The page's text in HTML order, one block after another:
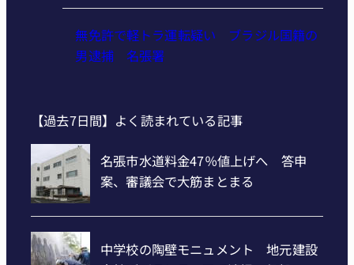
無免許で軽トラ運転疑い ブラジル国籍の
男逮捕 名張署
【過去7日間】よく読まれている記事